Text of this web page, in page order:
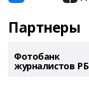
Партнеры
Фотобанк
журналистов РБ